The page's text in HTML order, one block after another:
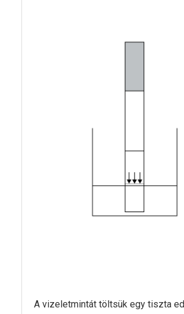
A vizeletmintát töltsük egy tiszta